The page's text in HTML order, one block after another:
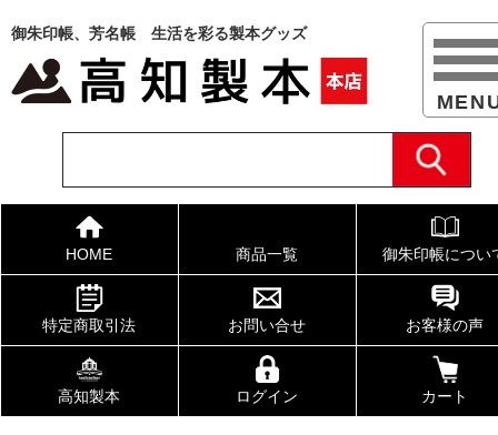
御朱印帳、芳名帳 生活を彩る製本グッズ
HOME 商品一覧 御朱印帳につい
特定商取引法 お問い合せ お客様の声
高知製本 ログイン カート